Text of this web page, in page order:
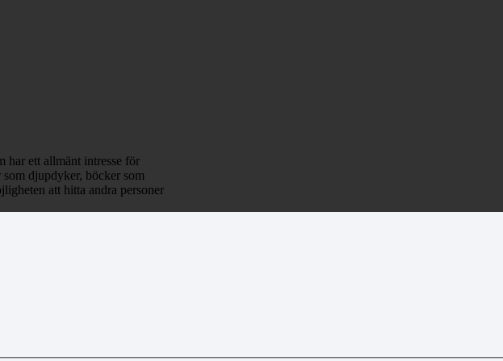
har ett allmänt intresse för
djupdyker, böcker som
att hitta andra personer